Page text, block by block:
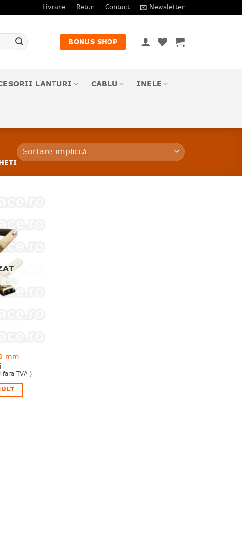
Livrare Retur Contact Newsletter
BONUS SHOP
LANTURI CABLU INELE
wishlist!
mm
fara TVA )